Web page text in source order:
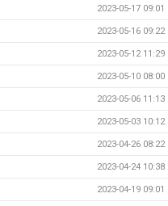
2023-05-17 09:01
2023-05-16 09:22
2023-05-12 11:29
2023-05-10 08:00
2023-05-06 11:13
2023-05-03 10:12
2023-04-26 08:22
2023-04-24 10:38
2023-04-19 09:01